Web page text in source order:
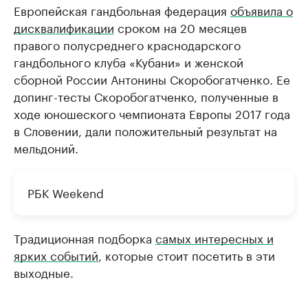
Европейская гандбольная федерация объявила о
дисквалификации сроком на 20 месяцев
правого полусреднего краснодарского
гандбольного клуба «Кубани» и женской
сборной России Антонины Скоробогатченко. Ее
допинг-тесты Скоробогатченко, полученные в
ходе юношеского чемпионата Европы 2017 года
в Словении, дали положительный результат на
мельдоний.
РБК Weekend
Традиционная подборка самых интересных и
ярких событий , которые стоит посетить в эти
выходные.